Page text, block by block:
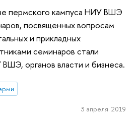
пермского кампуса НИУ ВШЭ
посвященных вопросам
и прикладных
семинаров стали
органов власти и бизнеса.
3 апреля 2019